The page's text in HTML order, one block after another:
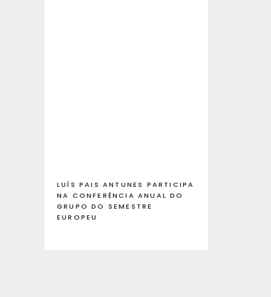
LUÍS PAIS ANTUNES PARTICIPA
NA CONFERÊNCIA ANUAL DO
GRUPO DO SEMESTRE
EUROPEU